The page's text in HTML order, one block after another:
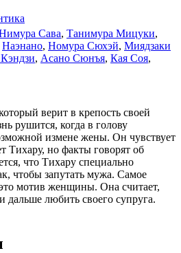
Сава, Танимура Мицуки,
Наэнано, Номура Сюхэй, Миядзаки
, Асано Сюнъя, Кая Соя,
верит в крепость своей
рушится, когда в голову
измене жены. Он чувствует
Тихару, но факты говорят об
что Тихару специально
чтобы запутать мужа. Самое
мотив женщины. Она считает,
любить своего супруга.